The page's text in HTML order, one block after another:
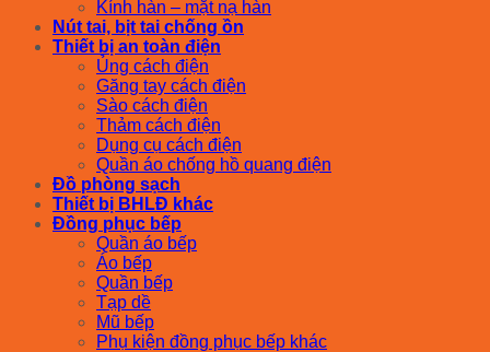
Kính hàn – mặt nạ hàn
Nút tai, bịt tai chống ồn
Thiết bị an toàn điện
Ủng cách điện
Găng tay cách điện
Sào cách điện
Thảm cách điện
Dụng cụ cách điện
Quần áo chống hồ quang điện
Đồ phòng sạch
Thiết bị BHLĐ khác
Đồng phục bếp
Quần áo bếp
Áo bếp
Quần bếp
Tạp dề
Mũ bếp
Phụ kiện đồng phục bếp khác